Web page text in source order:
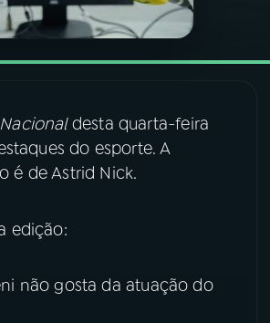
MÚSICA
NACIONAL
desta quarta-feira
do esporte. A
é de Astrid Nick.
edição:
não gosta da atuação do